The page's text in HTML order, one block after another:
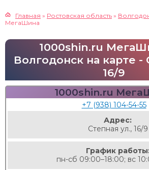
Главная » Ростовская область »
МегаШина
1000shin.ru
Волгодонск на карте -
16/9
1000shin.ru
+7 (938) 104-54-55
Адрес:
Степная ул., 16/9
График
пн-сб 09:00–18:00; вс